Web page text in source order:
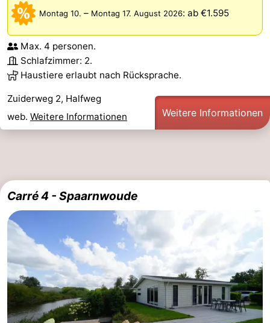
Montag 10. – Montag 17. August 2026: ab €1.595
Max. 4 personen.
Schlafzimmer: 2.
Haustiere erlaubt nach Rücksprache.
Zuiderweg 2, Halfweg
web. Weitere Informationen Weitere Informationen
Carré 4 - Spaarnwoude